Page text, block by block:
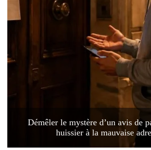
Démêler le mystère d’un avis de
huissier à la mauvaise